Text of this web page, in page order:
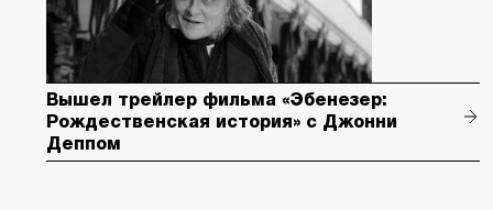
Вышел трейлер фильма «Эбенезер:
Рождественская история» с Джонни
Деппом